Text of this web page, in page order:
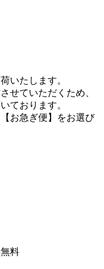
いたします。
せていただくため、
ております。
お急ぎ便】をお選び
料